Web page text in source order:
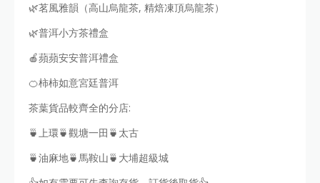
🌿茗風雅韻（高山烏龍茶, 精焙凍頂烏龍茶）
🌿普洱小方茶禮盒
🍎蘋蘋安安普洱禮盒
🍊柿柿如意宮廷普洱
茶葉貨品較齊全的分店:
🍵上環🍵觀塘一田🍵太古
🍵油麻地🍵馬鞍山🍵大埔超級城